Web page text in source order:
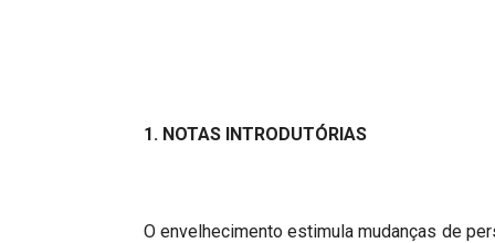
1. NOTAS INTRODUTÓRIAS
O envelhecimento estimula mudanças de